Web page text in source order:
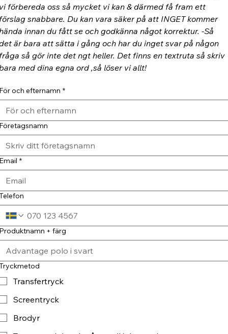
förbereda oss så mycket vi kan & därmed få fram ett
snabbare. Du kan vara säker på att INGET kommer
innan du fått se och godkänna något korrektur. -Så
är bara att sätta i gång och har du inget svar på någon
så gör inte det ngt heller. Det finns en textruta så skriv
med dina egna ord ,så löser vi allt!
och efternamn *
*
+ färg
Transfertryck
Screentryck
Brodyr